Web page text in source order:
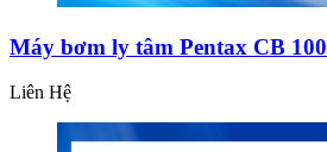
Máy bơm ly tâm Pentax CB 100
Liên Hệ